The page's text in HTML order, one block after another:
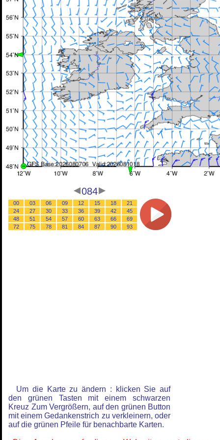
084
00 03 06 09 12 15 18
21
24
27 30 33 36 39 42
45
48
51 54 57 60 63 66
69
72
75 78 81 84 87 90 93
Um die Karte zu ändern : klicken Sie auf
den grünen Tasten mit einem schwarzen
Kreuz Zum Vergrößern, auf den grünen Button
mit einem Gedankenstrich zu verkleinern, oder
auf die grünen Pfeile für benachbarte Karten.